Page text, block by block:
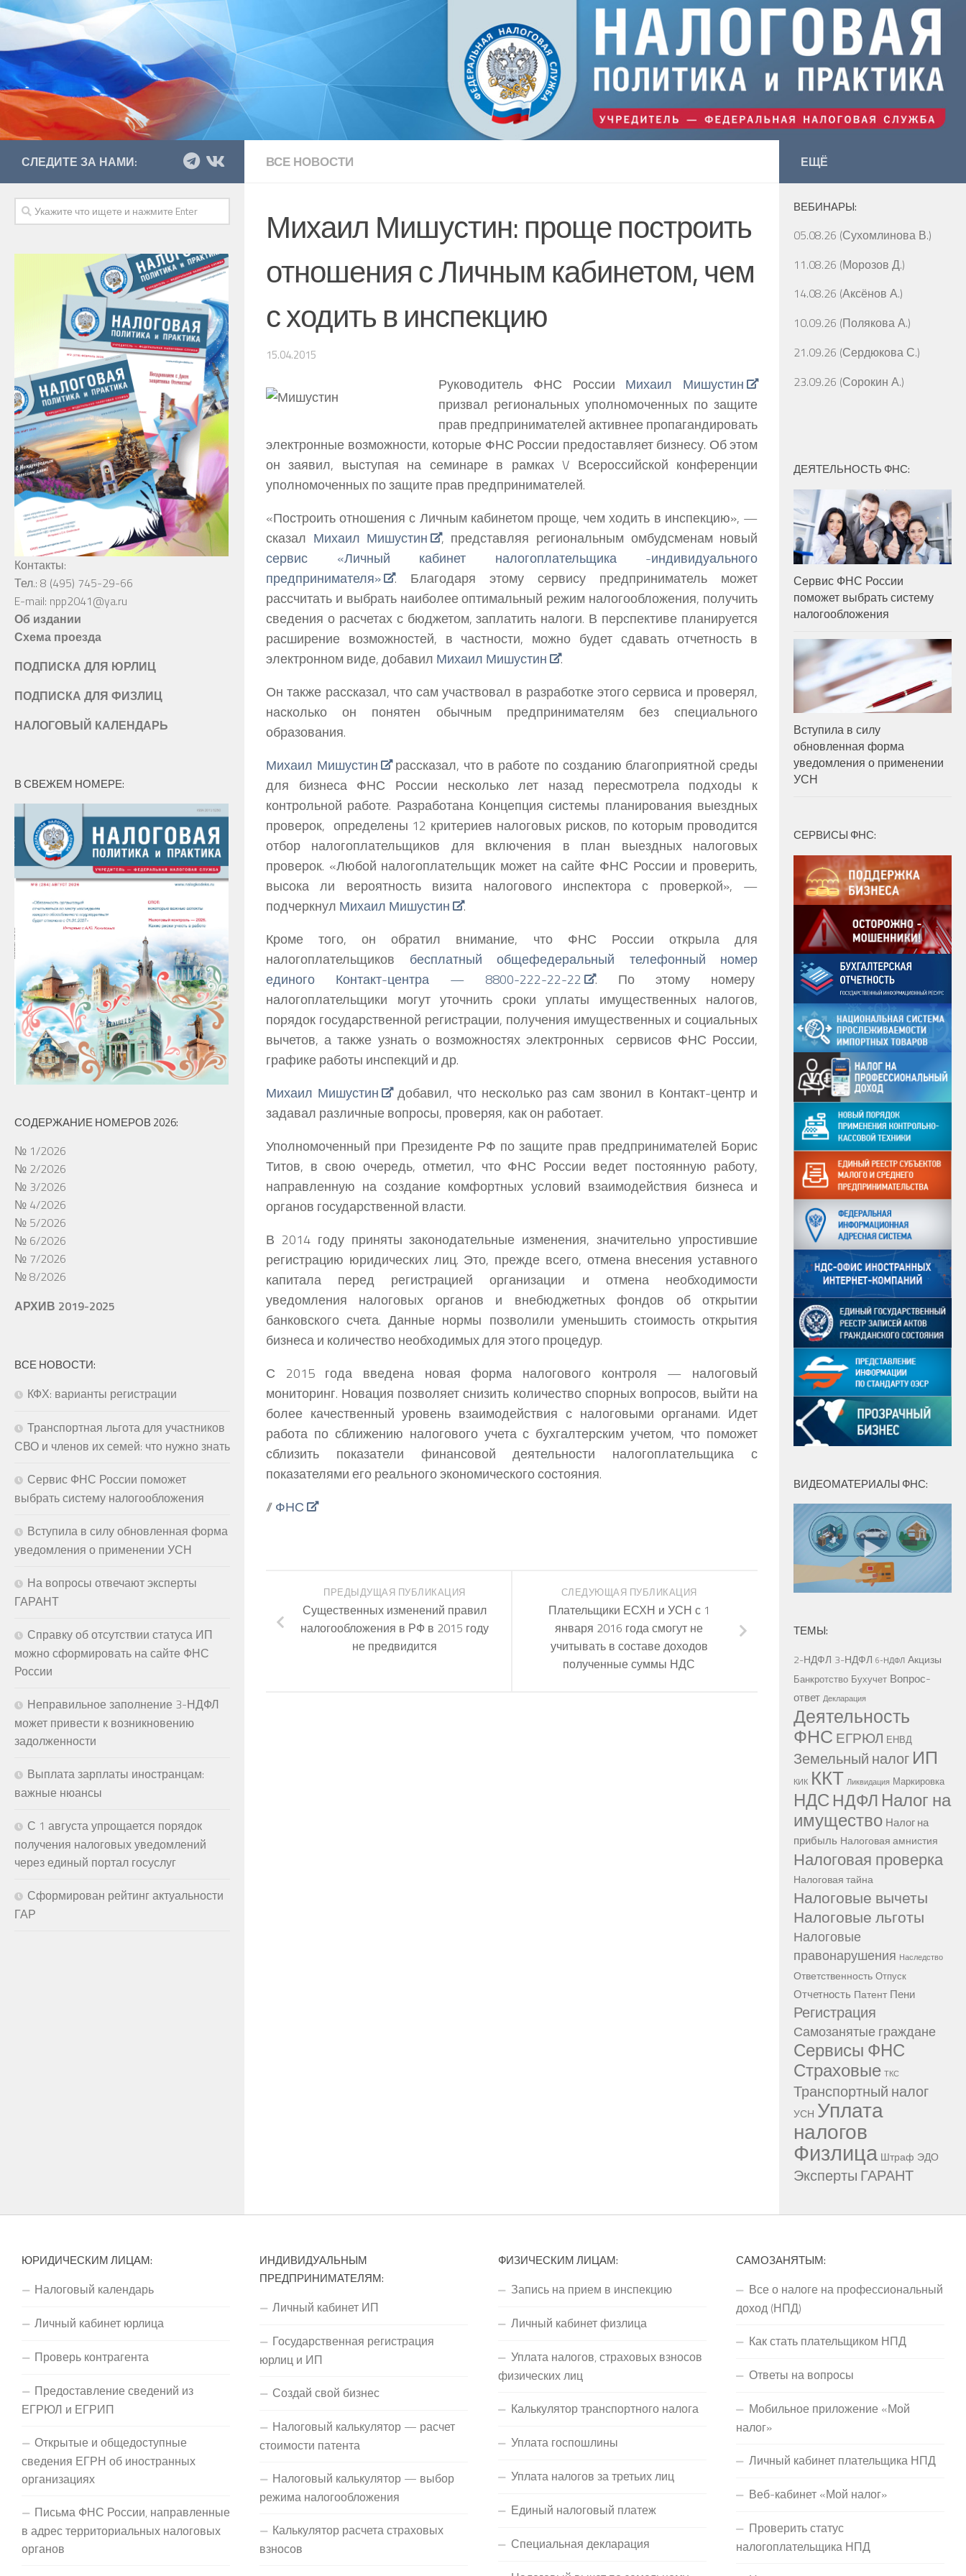
ВСЕ НОВОСТИ
Михаил Мишустин: проще построить
отношения с Личным кабинетом, чем
с ходить в инспекцию
15.04.2015
Руководитель ФНС России Михаил Мишустин
призвал региональных уполномоченных по защите
прав предпринимателей активнее пропагандировать
электронные возможности, которые ФНС России предоставляет бизнесу. Об этом
он заявил, выступая на семинаре в рамках V Всероссийской конференции
уполномоченных по защите прав предпринимателей.
«Построить отношения с Личным кабинетом проще, чем ходить в инспекцию», —
сказал Михаил Мишустин
, представляя региональным омбудсменам новый
сервис «Личный кабинет налогоплательщика -индивидуального
предпринимателя»
. Благодаря этому сервису предприниматель может
рассчитать и выбрать наиболее оптимальный режим налогообложения, получить
сведения о расчетах с бюджетом, заплатить налоги. В перспективе планируется
расширение возможностей, в частности, можно будет сдавать отчетность в
электронном виде, добавил Михаил Мишустин
.
Он также рассказал, что сам участвовал в разработке этого сервиса и проверял,
насколько он понятен обычным предпринимателям без специального
образования.
Михаил Мишустин
рассказал, что в работе по созданию благоприятной среды
для бизнеса ФНС России несколько лет назад пересмотрела подходы к
контрольной работе. Разработана Концепция системы планирования выездных
проверок, определены 12 критериев налоговых рисков, по которым проводится
отбор налогоплательщиков для включения в план выездных налоговых
проверок. «Любой налогоплательщик может на сайте ФНС России и проверить,
высока ли вероятность визита налогового инспектора с проверкой», —
подчеркнул Михаил Мишустин
.
Кроме того, он обратил внимание, что ФНС России открыла для
налогоплательщиков бесплатный общефедеральный телефонный номер
единого Контакт-центра — 8800-222-22-22
. По этому номеру
налогоплательщики могут уточнить сроки уплаты имущественных налогов,
порядок государственной регистрации, получения имущественных и социальных
вычетов, а также узнать о возможностях электронных сервисов ФНС России,
графике работы инспекций и др.
Михаил Мишустин
добавил, что несколько раз сам звонил в Контакт-центр и
задавал различные вопросы, проверяя, как он работает.
Уполномоченный при Президенте РФ по защите прав предпринимателей Борис
Титов, в свою очередь, отметил, что ФНС России ведет постоянную работу,
направленную на создание комфортных условий взаимодействия бизнеса и
органов государственной власти.
В 2014 году приняты законодательные изменения, значительно упростившие
регистрацию юридических лиц. Это, прежде всего, отмена внесения уставного
капитала перед регистрацией организации и отмена необходимости
уведомления налоговых органов и внебюджетных фондов об открытии
банковского счета. Данные нормы позволили уменьшить стоимость открытия
бизнеса и количество необходимых для этого процедур.
С 2015 года введена новая форма налогового контроля — налоговый
мониторинг. Новация позволяет снизить количество спорных вопросов, выйти на
более качественный уровень взаимодействия с налоговыми органами. Идет
работа по сближению налогового учета с бухгалтерским учетом, что поможет
сблизить показатели финансовой деятельности налогоплательщика с
показателями его реального экономического состояния.
//ФНС
СЛЕДУЮЩАЯ ПУБЛИКАЦИЯ
Плательщики ЕСХН и УСН с 1
января 2016 года смогут не
учитывать в составе доходов
полученные суммы НДС
ПРЕДЫДУЩАЯ ПУБЛИКАЦИЯ
Существенных изменений правил
налогообложения в РФ в 2015 году
не предвидится
СЛЕДИТЕ ЗА НАМИ:
Контакты:
Тел.: 8 (495) 745-29-66
E-mail: npp2041@ya.ru
Об издании
Схема проезда
ПОДПИСКА ДЛЯ ЮРЛИЦ
ПОДПИСКА ДЛЯ ФИЗЛИЦ
НАЛОГОВЫЙ КАЛЕНДАРЬ
В СВЕЖЕМ НОМЕРЕ:
СОДЕРЖАНИЕ НОМЕРОВ 2026:
№ 1/2026
№ 2/2026
№ 3/2026
№ 4/2026
№ 5/2026
№ 6/2026
№ 7/2026
№ 8/2026
АРХИВ 2019-2025
ВСЕ НОВОСТИ:
КФХ: варианты регистрации
Транспортная льгота для участников
СВО и членов их семей: что нужно знать
Сервис ФНС России поможет
выбрать систему налогообложения
Вступила в силу обновленная форма
уведомления о применении УСН
На вопросы отвечают эксперты
ГАРАНТ
Справку об отсутствии статуса ИП
можно сформировать на сайте ФНС
России
Неправильное заполнение 3-НДФЛ
может привести к возникновению
задолженности
Выплата зарплаты иностранцам:
важные нюансы
С 1 августа упрощается порядок
получения налоговых уведомлений
через единый портал госуслуг
Сформирован рейтинг актуальности
ГАР
ЕЩЁ
ВЕБИНАРЫ:
05.08.26 (Сухомлинова В.)
11.08.26 (Морозов Д.)
14.08.26 (Аксёнов А.)
10.09.26 (Полякова А.)
21.09.26 (Сердюкова С.)
23.09.26 (Сорокин А.)
ДЕЯТЕЛЬНОСТЬ ФНС:
Сервис ФНС России
поможет выбрать систему
налогообложения
Вступила в силу
обновленная форма
уведомления о применении
УСН
СЕРВИСЫ ФНС:
ВИДЕОМАТЕРИАЛЫ ФНС:
ТЕМЫ:
2-НДФЛ 3-НДФЛ 6-НДФЛ Акцизы
Банкротство Бухучет Вопрос-
ответ Декларация
Деятельность
ФНС ЕГРЮЛ ЕНВД
Земельный налог ИП
КИК ККТ Ликвидация Маркировка
НДС НДФЛ Налог на
имущество Налог на
прибыль Налоговая амнистия
Налоговая проверка
Налоговая тайна
Налоговые вычеты
Налоговые льготы
Налоговые
правонарушения Наследство
Ответственность Отпуск
Отчетность Патент Пени
Регистрация
Самозанятые граждане
Сервисы ФНС
Страховые ТКС
Транспортный налог
УСН Уплата
налогов
Физлица Штраф ЭДО
Эксперты ГАРАНТ
ЮРИДИЧЕСКИМ ЛИЦАМ:
Налоговый календарь
Личный кабинет юрлица
Проверь контрагента
Предоставление сведений из
ЕГРЮЛ и ЕГРИП
Открытые и общедоступные
сведения ЕГРН об иностранных
организациях
Письма ФНС России, направленные
в адрес территориальных налоговых
органов
ИНДИВИДУАЛЬНЫМ
ПРЕДПРИНИМАТЕЛЯМ:
Личный кабинет ИП
Государственная регистрация
юрлиц и ИП
Создай свой бизнес
Налоговый калькулятор — расчет
стоимости патента
Налоговый калькулятор — выбор
режима налогообложения
Калькулятор расчета страховых
взносов
ФИЗИЧЕСКИМ ЛИЦАМ:
Запись на прием в инспекцию
Личный кабинет физлица
Уплата налогов, страховых взносов
физических лиц
Калькулятор транспортного налога
Уплата госпошлины
Уплата налогов за третьих лиц
Единый налоговый платеж
Специальная декларация
САМОЗАНЯТЫМ:
Все о налоге на профессиональный
доход (НПД)
Как стать плательщиком НПД
Ответы на вопросы
Мобильное приложение «Мой
налог»
Личный кабинет плательщика НПД
Веб-кабинет «Мой налог»
Проверить статус
налогоплательщика НПД